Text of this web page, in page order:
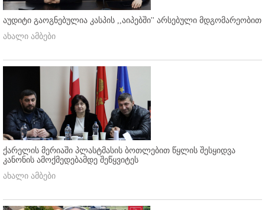
აუდიტი გაოგნებულია კასპის ,,აიპებში'' არსებული მდგომარეობით
ახალი ამბები
ქარელის მერიაში პლასტმასის ბოთლებით წყლის შესყიდვა
კანონის ამოქმედებამდე შეწყვიტეს
ახალი ამბები